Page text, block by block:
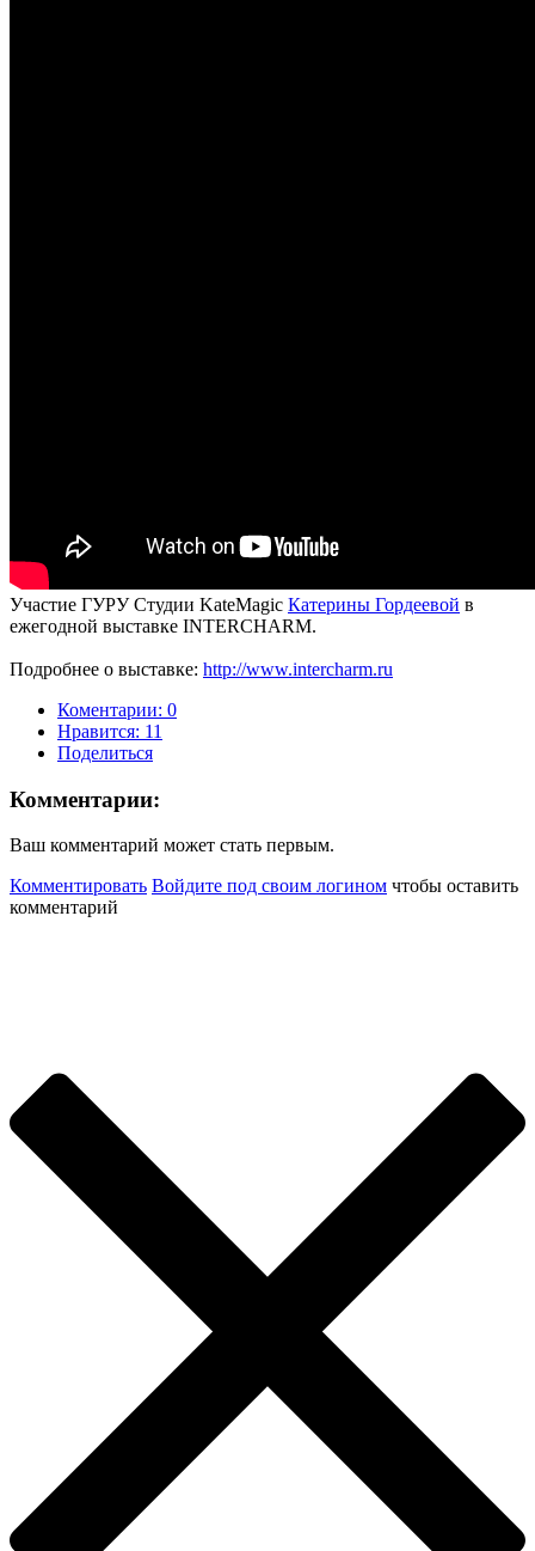
Участие ГУРУ Студии KateMagic Катерины Гордеевой в
ежегодной выставке INTERCHARM.
Подробнее о выставке: http://www.intercharm.ru
Коментарии: 0
Нравится: 11
Поделиться
Комментарии:
Ваш комментарий может стать первым.
Комментировать Войдите под своим логином чтобы оставить
комментарий